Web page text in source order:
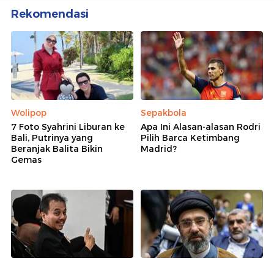
Rekomendasi
Wolipop
7 Foto Syahrini Liburan ke
Bali, Putrinya yang
Beranjak Balita Bikin
Gemas
Sepakbola
Apa Ini Alasan-alasan Rodri
Pilih Barca Ketimbang
Madrid?